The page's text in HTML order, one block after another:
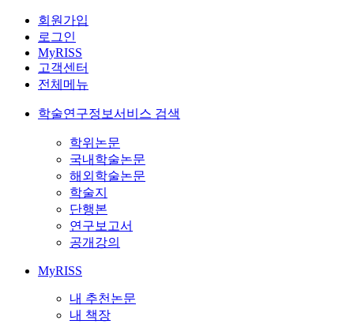
회원가입
로그인
MyRISS
고객센터
전체메뉴
학술연구정보서비스 검색
학위논문
국내학술논문
해외학술논문
학술지
단행본
연구보고서
공개강의
MyRISS
내 추천논문
내 책장